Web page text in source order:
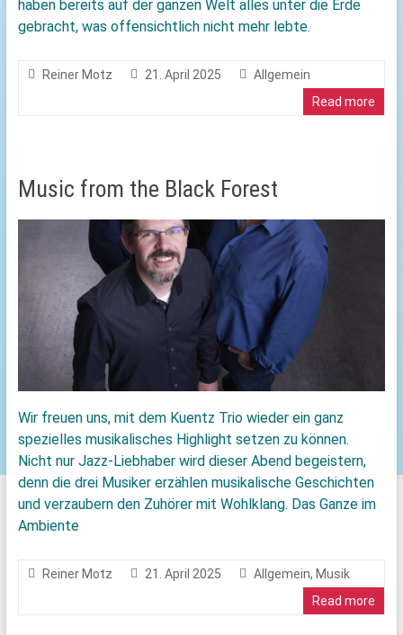
haben bereits auf der ganzen Welt alles unter die Erde
gebracht, was offensichtlich nicht mehr lebte.
Reiner Motz 21. April 2025
Allgemein
Read more
Music from the Black Forest
Wir freuen uns, mit dem Kuentz Trio wieder ein ganz
spezielles musikalisches Highlight setzen zu können.
Nicht nur Jazz-Liebhaber wird dieser Abend begeistern,
denn die drei Musiker erzählen musikalische Geschichten
und verzaubern den Zuhörer mit Wohlklang. Das Ganze im
Ambiente
Reiner Motz 21. April 2025 Allgemein, Musik
Read more